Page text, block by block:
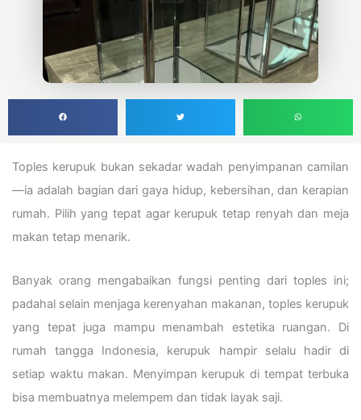
Toples kerupuk bukan sekadar wadah penyimpanan camilan
—ia adalah bagian dari gaya hidup, kebersihan, dan kerapian
rumah. Pilih yang tepat agar kerupuk tetap renyah dan meja
makan tetap menarik.
Banyak orang mengabaikan fungsi penting dari toples ini;
padahal selain menjaga kerenyahan makanan, toples kerupuk
yang tepat juga mampu menambah estetika ruangan. Di
rumah tangga Indonesia, kerupuk hampir selalu hadir di
setiap waktu makan. Menyimpan kerupuk di tempat terbuka
bisa membuatnya melempem dan tidak layak saji.